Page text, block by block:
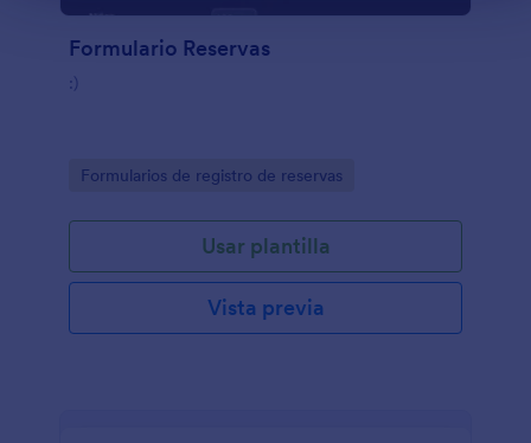
Formulario Reservas
:)
Go to Category:
Formularios de registro de reservas
Usar plantilla
Vista previa